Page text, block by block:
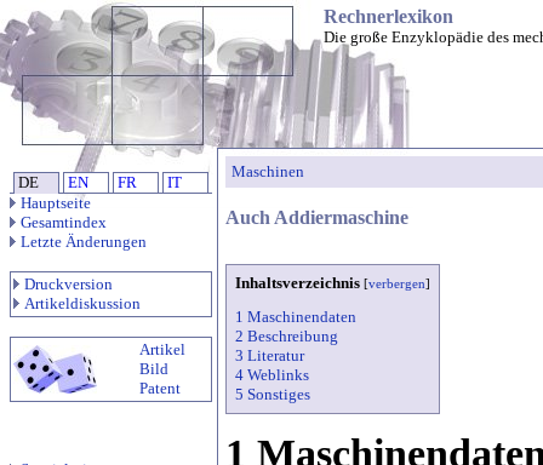
Rechnerlexikon
Die große Enzyklopädie des
DE EN FR
IT
Hauptseite
Gesamtindex
Letzte Änderungen
Druckversion
Artikeldiskussion
Artikel
Bild
Patent
Maschinen
Auch Addiermaschine
Inhaltsverzeichnis [verbergen]
1 Maschinendaten
2 Beschreibung
3 Literatur
4 Weblinks
5 Sonstiges
1